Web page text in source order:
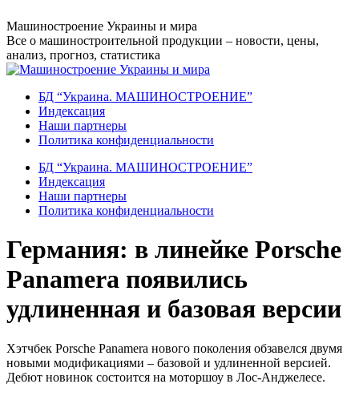
Перейти
к
содержанию
Машиностроение Украины и мира
Все о машиностроительной продукции – новости, цены,
анализ, прогноз, статистика
БД “Украина. МАШИНОСТРОЕНИЕ”
Индекcация
Наши партнеры
Политика конфиденциальности
БД “Украина. МАШИНОСТРОЕНИЕ”
Индекcация
Наши партнеры
Политика конфиденциальности
Германия: в линейке Porsche
Panamera появились
удлиненная и базовая версии
Хэтчбек Porsche Panamera нового поколения обзавелся двумя
новыми модификациями – базовой и удлиненной версией.
Дебют новинок состоится на моторшоу в Лос-Анджелесе.